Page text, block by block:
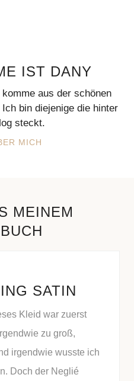
IST DANY
aus der schönen
bin diejenige die hinter
steckt.
MICH
MEINEM
SATIN
Kleid war zuerst
zu groß,
irgendwie wusste ich
Doch der Neglié